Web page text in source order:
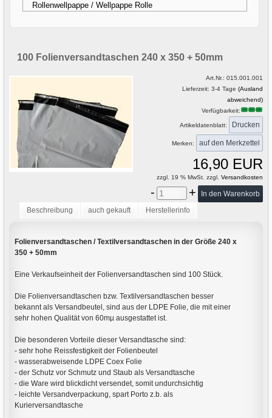
Rollenwellpappe / Wellpappe Rolle
100 Folienversandtaschen 240 x 350 + 50mm
Art.Nr.: 015.001.001
Lieferzeit: 3-4 Tage (Ausland
abweichend)
Verfügbarkeit:
Artikeldatenblatt: Drucken
Merken:
16,90 EUR
zzgl. 19 % MwSt. zzgl. Versandkosten
- +
Beschreibung auch gekauft Herstellerinfo
Folienversandtaschen / Textilversandtaschen in der Größe 240 x
350 + 50mm
Eine Verkaufseinheit der Folienversandtaschen sind 100 Stück.
Die Folienversandtaschen bzw. Textilversandtaschen besser
bekannt als Versandbeutel, sind aus der LDPE Folie, die mit einer
sehr hohen Qualität von 60mµ ausgestattet ist.
Die besonderen Vorteile dieser Versandtasche sind:
- sehr hohe Reissfestigkeit der Folienbeutel
- wasserabweisende LDPE Coex Folie
- der Schutz vor Schmutz und Staub als Versandtasche
- die Ware wird blickdicht versendet, somit undurchsichtig
- leichte Versandverpackung, spart Porto z.b. als
Kurierversandtasche